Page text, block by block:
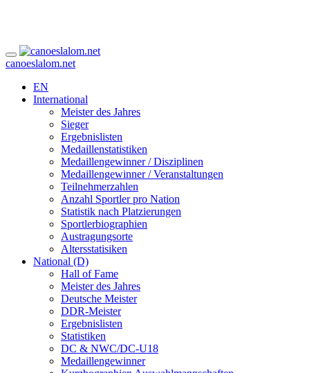
canoeslalom.net
EN
International
Meister des Jahres
Sieger
Ergebnislisten
Medaillenstatistiken
Medaillengewinner / Disziplinen
Medaillengewinner / Veranstaltungen
Teilnehmerzahlen
Anzahl Sportler pro Nation
Statistik nach Platzierungen
Sportlerbiographien
Austragungsorte
Altersstatisiken
National (D)
Hall of Fame
Meister des Jahres
Deutsche Meister
DDR-Meister
Ergebnislisten
Statistiken
DC & NWC/DC-U18
Medaillengewinner